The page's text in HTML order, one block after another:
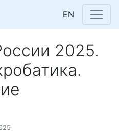
EN
2025.